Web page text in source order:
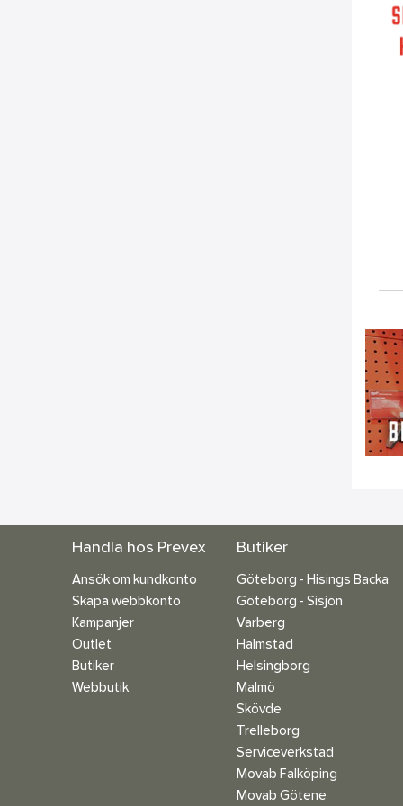
Handla hos Prevex
Ansök om kundkonto
Skapa webbkonto
Kampanjer
Outlet
Butiker
Webbutik
Butiker
Göteborg - Hisings Backa
Göteborg - Sisjön
Varberg
Halmstad
Helsingborg
Malmö
Skövde
Trelleborg
Serviceverkstad
Movab Falköping
Movab Götene